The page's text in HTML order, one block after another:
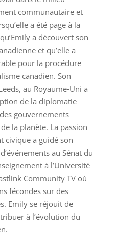
communautaire et
a été page à la
a découvert son
et qu’elle a
pour la procédure
canadien. Son
au Royaume‑Uni a
de la diplomatie
gouvernements
la planète. La passion
civique a guidé son
au Sénat du
à l’Université
Community TV où
fécondes sur des
Emily se réjouit de
à l’évolution du